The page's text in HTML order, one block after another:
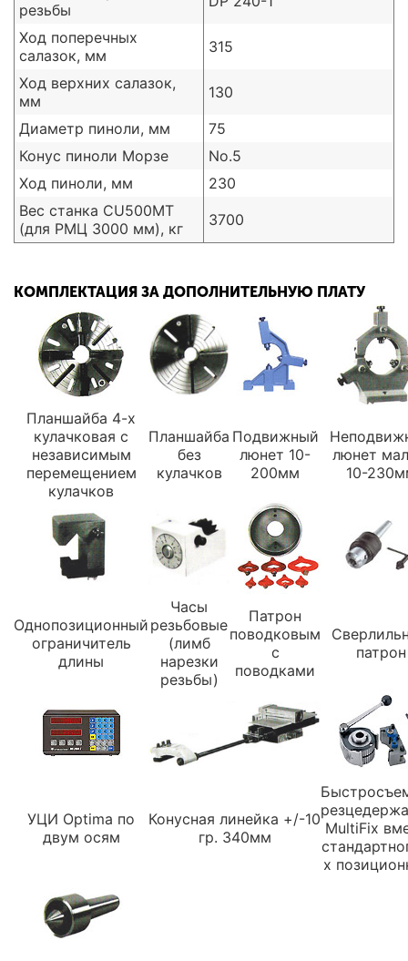
резьбы
Ход поперечных
салазок, мм
315
Ход верхних салазок,
мм
130
Диаметр пиноли, мм
75
Конус пиноли Морзе
No.5
Ход пиноли, мм
230
Вес станка CU500MT
(для РМЦ 3000 мм), кг
3700
КОМПЛЕКТАЦИЯ ЗА ДОПОЛНИТЕЛЬНУЮ ПЛАТУ
Планшайба 4-х
кулачковая с
независимым
перемещением
кулачков
Планшайба
без
кулачков
Подвижный
люнет 10-
200мм
люнет
10-
Однопозиционный
ограничитель
длины
Часы
резьбовые
(лимб
нарезки
резьбы)
Патрон
поводковым
с
поводками
патрон
УЦИ Optima по
двум осям
Конусная линейка +/-10
гр. 340мм
MultiFix
х